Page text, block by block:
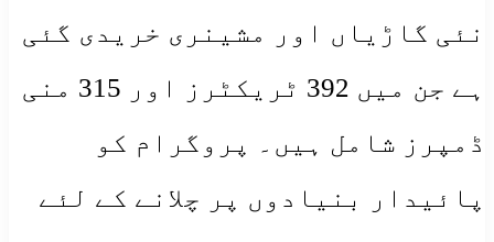
نئی گاڑیاں اور مشینری خریدی گئی
ہے جن میں 392 ٹریکٹرز اور 315 منی
ڈمپرز شامل ہیں۔ پروگرام کو
پائیدار بنیادوں پر چلانے کے لئے